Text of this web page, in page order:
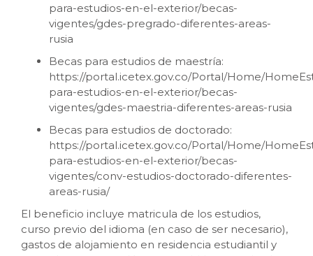
para-estudios-en-el-exterior/becas-
vigentes/gdes-pregrado-diferentes-areas-
rusia
Becas para estudios de maestría:
https://portal.icetex.gov.co/Portal/Home/
para-estudios-en-el-exterior/becas-
vigentes/gdes-maestria-diferentes-areas-rusia
Becas para estudios de doctorado:
https://portal.icetex.gov.co/Portal/Home/
para-estudios-en-el-exterior/becas-
vigentes/conv-estudios-doctorado-diferentes-
areas-rusia/
El beneficio incluye matricula de los estudios,
curso previo del idioma (en caso de ser necesario),
gastos de alojamiento en residencia estudiantil y